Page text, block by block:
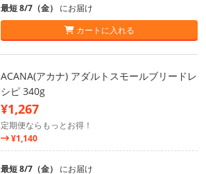
最短 8/7（金） にお届け
カートに入れる
ACANA(アカナ) アダルトスモールブリードレ
シピ 340g
¥1,267
定期便ならもっとお得！
¥1,140
最短 8/7（金） にお届け